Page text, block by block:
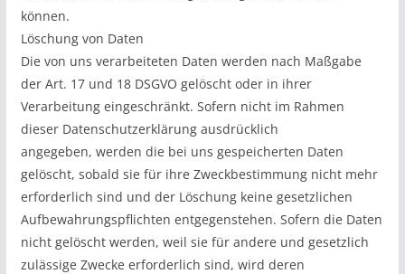
können.
Löschung von Daten
Die von uns verarbeiteten Daten werden nach Maßgabe
der Art. 17 und 18 DSGVO gelöscht oder in ihrer
Verarbeitung eingeschränkt. Sofern nicht im Rahmen
dieser Datenschutzerklärung ausdrücklich
angegeben, werden die bei uns gespeicherten Daten
gelöscht, sobald sie für ihre Zweckbestimmung nicht mehr
erforderlich sind und der Löschung keine gesetzlichen
Aufbewahrungspflichten entgegenstehen. Sofern die Daten
nicht gelöscht werden, weil sie für andere und gesetzlich
zulässige Zwecke erforderlich sind, wird deren